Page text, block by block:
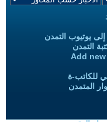
يوتيوب التمدن
التمدن
Add
للكاتب-ة
المتمدن